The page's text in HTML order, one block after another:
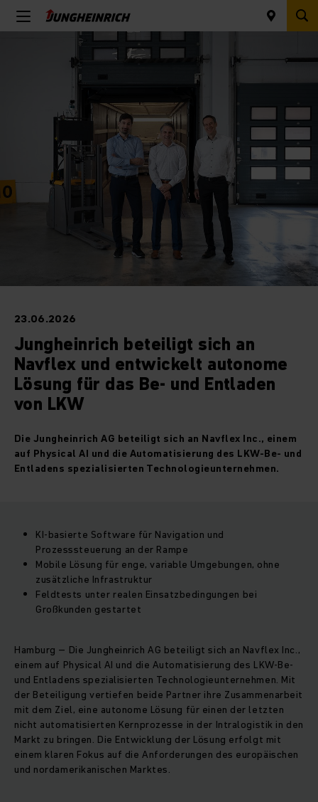
23.06.2026
Jungheinrich beteiligt sich an
Navflex und entwickelt autonome
Lösung für das Be- und Entladen
von LKW
Die Jungheinrich AG beteiligt sich an Navflex Inc., einem
auf Physical AI und die Automatisierung des LKW‑Be- und
Entladens spezialisierten Technologieunternehmen.
KI‑basierte Software für Navigation und
Prozesssteuerung an der Rampe
Mobile Lösung für enge, variable Umgebungen, ohne
zusätzliche Infrastruktur
Feldtests unter realen Einsatzbedingungen bei
Großkunden gestartet
Hamburg – Die Jungheinrich AG beteiligt sich an Navflex Inc.,
einem auf Physical AI und die Automatisierung des LKW‑Be-
und Entladens spezialisierten Technologieunternehmen. Mit
der Beteiligung vertiefen beide Partner ihre Zusammenarbeit
mit dem Ziel, eine autonome Lösung für einen der letzten
nicht automatisierten Kernprozesse in der Intralogistik in den
Markt zu bringen. Die Entwicklung der Lösung erfolgt mit
einem klaren Fokus auf die Anforderungen des europäischen
und nordamerikanischen Marktes.